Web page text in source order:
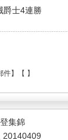
爵士4連勝
件】【 】
集錦
20140409